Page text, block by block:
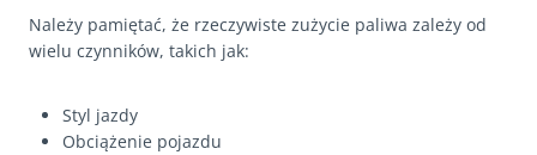
Należy pamiętać, że rzeczywiste zużycie paliwa zależy od
wielu czynników, takich jak:
Styl jazdy
Obciążenie pojazdu